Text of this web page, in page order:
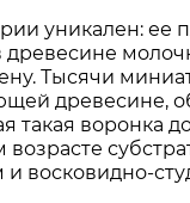
уникален: ее
Тысячи
древесине,
такая воронка
восковидно-